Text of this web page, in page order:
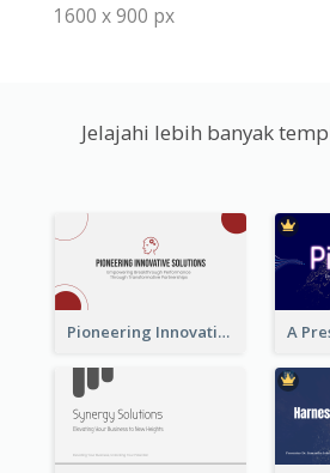
1600 x 900 px
Jelajahi lebih banyak
Pioneering Innovative Solutions Company Overview